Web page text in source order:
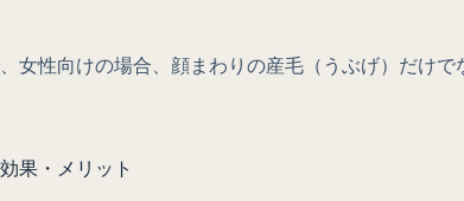
女性向けの場合、顔まわりの産毛（うぶげ）だけ
果・メリット